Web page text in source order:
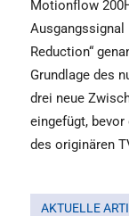
Motionflow
Ausgangssignal
Reduction“
Grundlage des
drei neue
eingefügt,
des originären
AKTUELLE